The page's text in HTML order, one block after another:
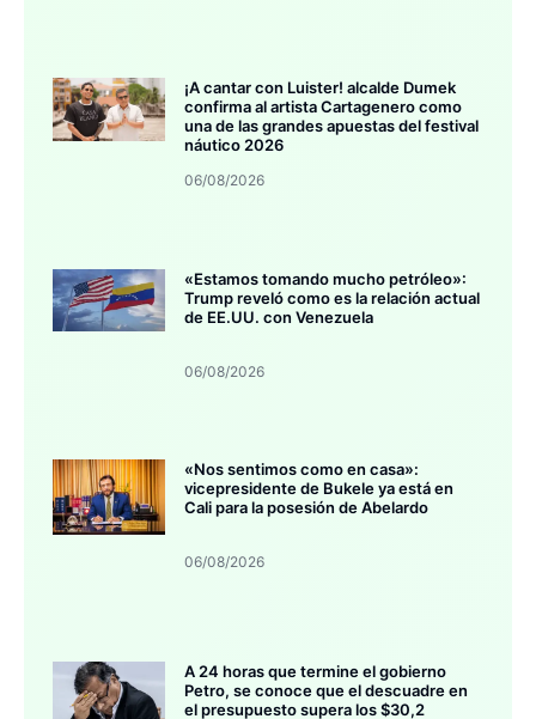
¡A cantar con Luister! alcalde Dumek
confirma al artista Cartagenero como
una de las grandes apuestas del festival
náutico 2026
06/08/2026
«Estamos tomando mucho petróleo»:
Trump reveló como es la relación actual
de EE.UU. con Venezuela
06/08/2026
«Nos sentimos como en casa»:
vicepresidente de Bukele ya está en
Cali para la posesión de Abelardo
06/08/2026
A 24 horas que termine el gobierno
Petro, se conoce que el descuadre en
el presupuesto supera los $30,2